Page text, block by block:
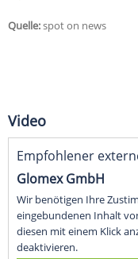
Quelle:spot on news
Video
Empfohlener
Glomex GmbH
Wir benötigen Ihre
eingebundenen Inhalt
diesen mit einem Klick
deaktivieren.